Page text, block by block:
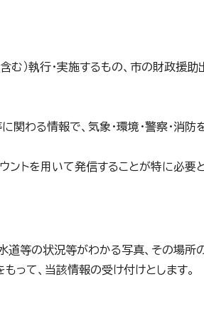
む）執行・実施するもの、市の財政
関わる情報で、気象・環境・警察・消
ントを用いて発信することが特に必要
水道等の状況等がわかる写真、その場
って、当該情報の受け付けとします。